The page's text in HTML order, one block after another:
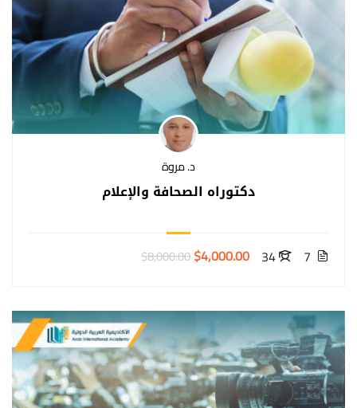
د. مروة
دكتوراه الصحافة والإعلام
7
34
$8,000.00$4,000.00